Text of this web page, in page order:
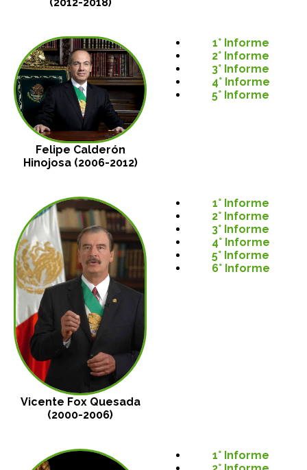
Felipe Calderón
Hinojosa (2006-2012)
1° Informe
2° Informe
3° Informe
4° Informe
5° Informe
Vicente Fox Quesada
(2000-2006)
1° Informe
2° Informe
3° Informe
4° Informe
5° Informe
6° Informe
1° Informe